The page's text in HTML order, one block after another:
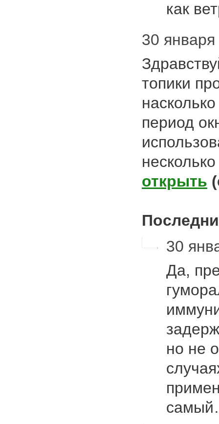
как
30
топики
период
открыть
30
Да,
но не